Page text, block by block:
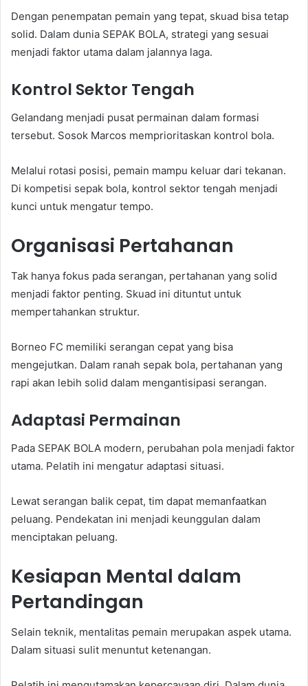
Dengan penempatan pemain yang tepat, skuad bisa tetap
solid. Dalam dunia SEPAK BOLA, strategi yang sesuai
menjadi faktor utama dalam jalannya laga.
Kontrol Sektor Tengah
Gelandang menjadi pusat permainan dalam formasi
tersebut. Sosok Marcos memprioritaskan kontrol bola.
Melalui rotasi posisi, pemain mampu keluar dari tekanan.
Di kompetisi sepak bola, kontrol sektor tengah menjadi
kunci untuk mengatur tempo.
Organisasi Pertahanan
Tak hanya fokus pada serangan, pertahanan yang solid
menjadi faktor penting. Skuad ini dituntut untuk
mempertahankan struktur.
Borneo FC memiliki serangan cepat yang bisa
mengejutkan. Dalam ranah sepak bola, pertahanan yang
rapi akan lebih solid dalam mengantisipasi serangan.
Adaptasi Permainan
Pada SEPAK BOLA modern, perubahan pola menjadi faktor
utama. Pelatih ini mengatur adaptasi situasi.
Lewat serangan balik cepat, tim dapat memanfaatkan
peluang. Pendekatan ini menjadi keunggulan dalam
menciptakan peluang.
Kesiapan Mental dalam
Pertandingan
Selain teknik, mentalitas pemain merupakan aspek utama.
Dalam situasi sulit menuntut ketenangan.